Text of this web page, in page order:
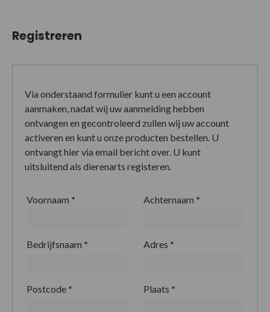
Registreren
Via onderstaand formulier kunt u een account
aanmaken, nadat wij uw aanmelding hebben
ontvangen en gecontroleerd zullen wij uw account
activeren en kunt u onze producten bestellen. U
ontvangt hier via email bericht over. U kunt
uitsluitend als dierenarts registeren.
Voornaam * Achternaam *
Bedrijfsnaam * Adres *
Postcode * Plaats *